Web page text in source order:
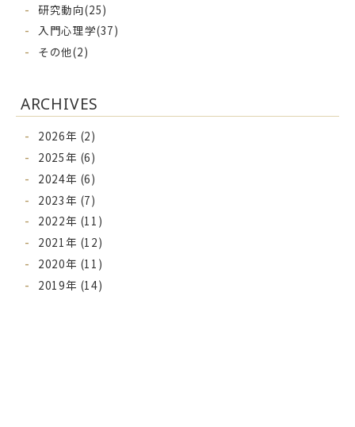
研究動向(25)
入門心理学(37)
その他(2)
ARCHIVES
2026年 (2)
2025年 (6)
2024年 (6)
2023年 (7)
2022年 (11)
2021年 (12)
2020年 (11)
2019年 (14)